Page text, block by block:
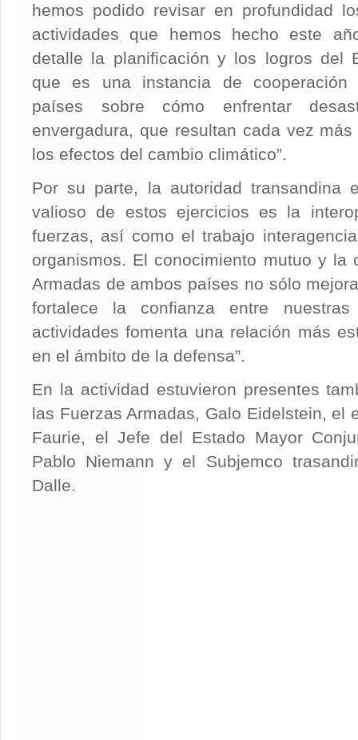
hemos podido revisar en profundidad
actividades que hemos hecho este
detalle la planificación y los logros del
que es una instancia de cooperación
países sobre cómo enfrentar
envergadura, que resultan cada vez
los efectos del cambio climático”.
Por su parte, la autoridad transandina
valioso de estos ejercicios es la
fuerzas, así como el trabajo
organismos. El conocimiento mutuo y la
Armadas de ambos países no sólo
fortalece la confianza entre
actividades fomenta una relación más
en el ámbito de la defensa”.
En la actividad estuvieron presentes
las Fuerzas Armadas, Galo Eidelstein, el
Faurie, el Jefe del Estado Mayor
Pablo Niemann y el Subjemco
Dalle.